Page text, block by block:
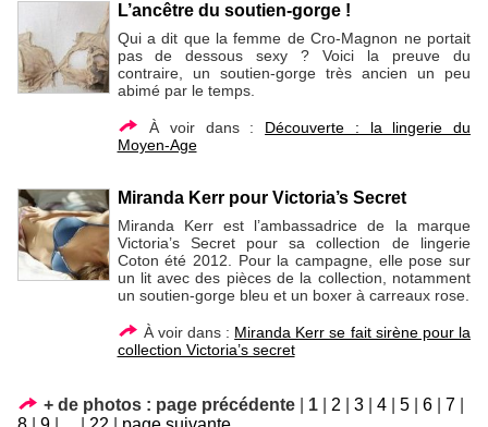
L’ancêtre du soutien-gorge !
Qui a dit que la femme de Cro-Magnon ne portait
pas de dessous sexy ? Voici la preuve du
contraire, un soutien-gorge très ancien un peu
abimé par le temps.
À voir dans : Découverte : la lingerie du
Moyen-Age
Miranda Kerr pour Victoria’s Secret
Miranda Kerr est l’ambassadrice de la marque
Victoria’s Secret pour sa collection de lingerie
Coton été 2012. Pour la campagne, elle pose sur
un lit avec des pièces de la collection, notamment
un soutien-gorge bleu et un boxer à carreaux rose.
À voir dans : Miranda Kerr se fait sirène pour la
collection Victoria’s secret
+ de photos : page précédente 1 2 3 4 5 6 7